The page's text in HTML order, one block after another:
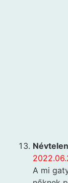
Névtelen
A mi